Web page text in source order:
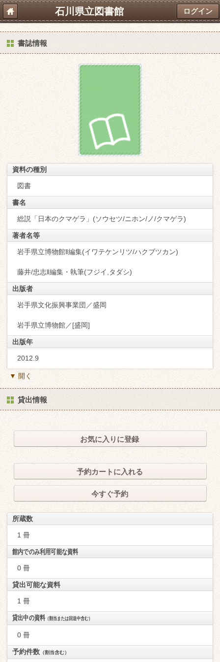
石川県立図書館 ログイン
書誌情報
資料の種別
図書
書名
総説「日本のクマゲラ」(ソウセツ/ニホン/ノ/クマゲラ)
著者名等
岩手県立博物館‖編集(イワテケンリツ/ハクブツカン)
藤井/忠志‖編集・執筆(フジイ,タダシ)
出版者
岩手県文化振興事業団／盛岡
岩手県立博物館／[盛岡]
出版年
2012.9
▼ 開く
貸出情報
お気に入りに登録
予約カートに入れる
今すぐ予約
所蔵数
1 冊
館内でのみ利用可能な資料
0 冊
貸出可能な資料
1 冊
貸出中の資料（割当または回送中含む）
0 冊
予約件数 （割当含む）